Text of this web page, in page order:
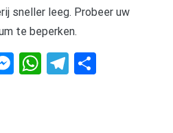
sneller leeg. Probeer uw
te beperken.
Messenger
WhatsApp
Telegram